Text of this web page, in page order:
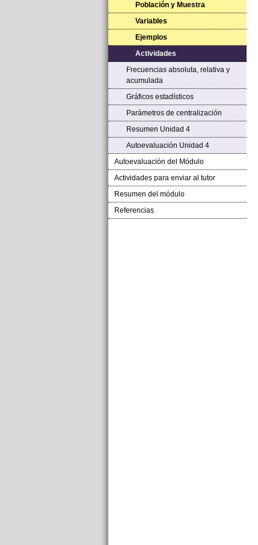
Población y Muestra
Variables
Ejemplos
Actividades
Frecuencias absoluta, relativa y
acumulada
Gráficos estadísticos
Parámetros de centralización
Resumen Unidad 4
Autoevaluación Unidad 4
Autoevaluación del Módulo
Actividades para enviar al tutor
Resumen del módulo
Referencias